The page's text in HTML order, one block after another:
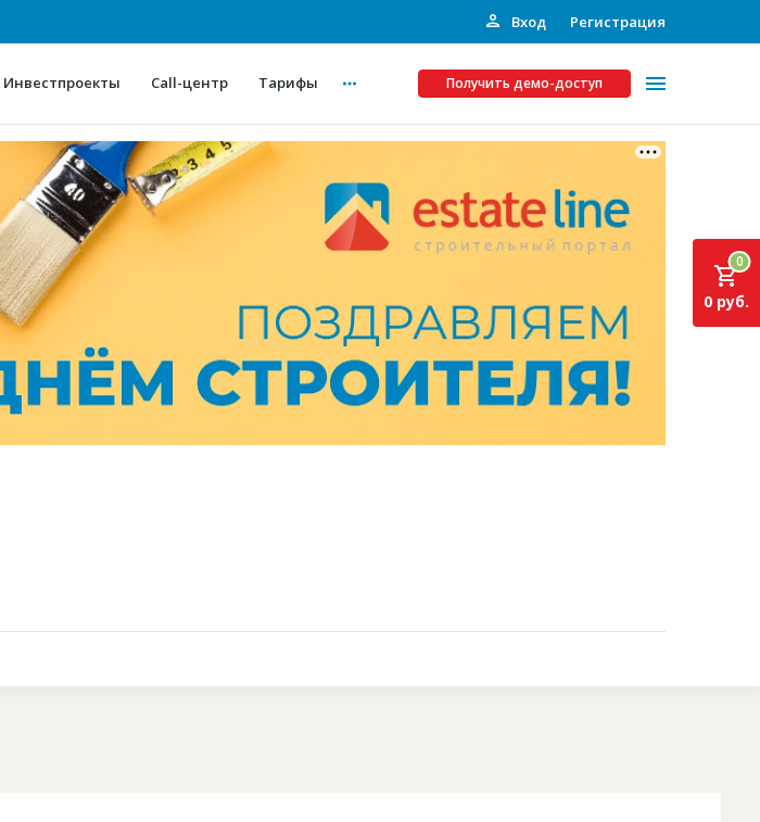
Вход Регистрация
Инвестпроекты Call-центр Тарифы Получить демо-доступ
О проекте
Конкурентные преимущества
Горячие объекты
Глоссарий
Платные услуги
Рекламодателям
Инвестпроекты
Подписка на Базу
0
0 руб.